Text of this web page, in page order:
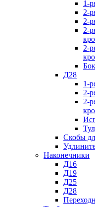
1-
2-
2-
2-
2-
Д28
1-
2-
2-
Скобы
Наконечники
Д16
Д19
Д25
Д28